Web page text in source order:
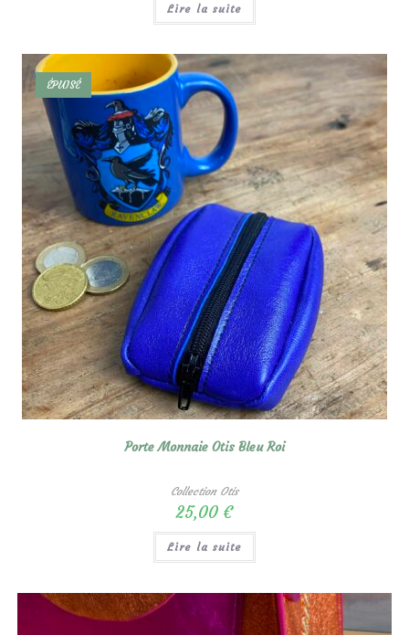
Lire la suite
ÉPUISÉ
Porte Monnaie Otis Bleu Roi
Collection Otis
25,00 €
Lire la suite